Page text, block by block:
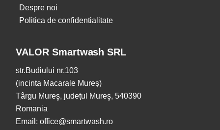
Despre noi
Politica de confidentialitate
VALOR Smartwash SRL
str.Budiului nr.103
(incinta Macarale Mureș)
Târgu Mureş, județul Mureş, 540390
Romania
Email: office@smartwash.ro